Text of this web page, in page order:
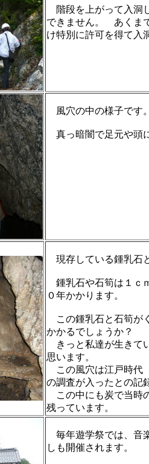
階段を上がって入洞
できません。 あくま
け特別に許可を得て入
風穴の中の様子です。
真っ暗闇で足元や頭
現存している鍾乳石
鍾乳石や石筍は１ｃ
０年かかります。
この鍾乳石と石筍が
かかるでしょうか？
きっと私達が生きて
思います。
この風穴は江戸時代
の調査が入ったとの記
この中にも炭で当時
残っています。
毎年遊学祭では、音
しも開催されます。